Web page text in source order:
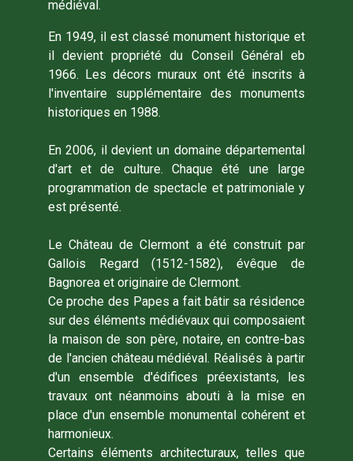
médiéval.
En 1949, il est classé monument historique et
il devient propriété du Conseil Général eb
1966. Les décors muraux ont été inscrits à
l'inventaire supplémentaire des monuments
historiques en 1988.
En 2006, il devient un domaine départemental
d'art et de culture. Chaque été une large
programmation de spectacle et patrimoniale y
est présenté.
Le Château de Clermont a été construit par
Gallois Regard (1512-1582), évêque de
Bagnorea et originaire de Clermont.
Ce proche des Papes a fait bâtir sa résidence
sur des éléments médiévaux qui composaient
la maison de son père, notaire, en contre-bas
de l'ancien château médiéval. Réalisés à partir
d'un ensemble d'édifices préexistants, les
travaux ont néanmoins abouti à la mise en
place d'un ensemble monumental cohérent et
harmonieux.
Certains éléments architecturaux, telles que